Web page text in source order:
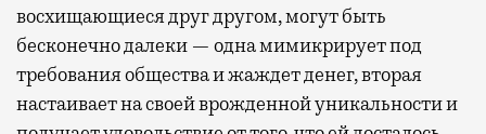
восхищающиеся друг другом, могут быть
бесконечно далеки — одна мимикрирует под
требования общества и жаждет денег, вторая
настаивает на своей врожденной уникальности и